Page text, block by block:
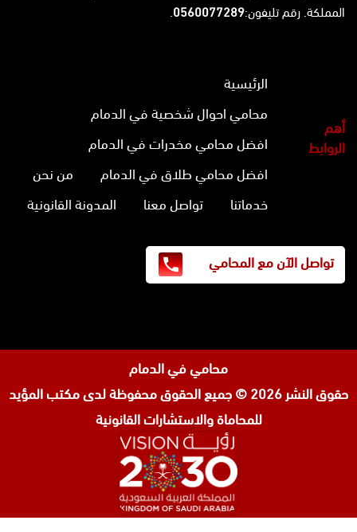
المملكة. رقم تليفون:0560077289
.
أهم
الروابط
الرئيسية
محامي احوال شخصية في الدمام
افضل محامي مخدرات في الدمام
افضل محامي طلاق في الدمام
من نحن
خدماتنا
تواصل معنا المدونة القانونية
تواصل الآن مع المحامي
محامي في الدمام
حقوق النشر 2026 © جميع الحقوق محفوظة لدى
مكتب المؤيد
للمحاماة والاستشارات القانونية